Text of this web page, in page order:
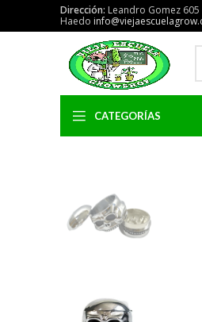
Dirección: Leandro Gomez 605
Haedo
CATEGORÍAS